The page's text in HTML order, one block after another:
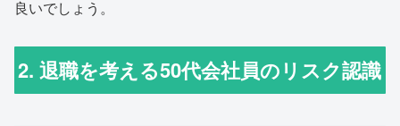
良いでしょう。
2. 退職を考える50代会社員のリスク認識